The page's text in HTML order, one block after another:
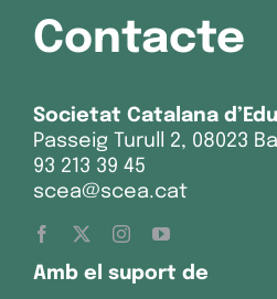
Contacte
Societat Catalana
Passeig Turull 2, 08023
93 213 39 45
scea@scea.cat
Amb el suport de